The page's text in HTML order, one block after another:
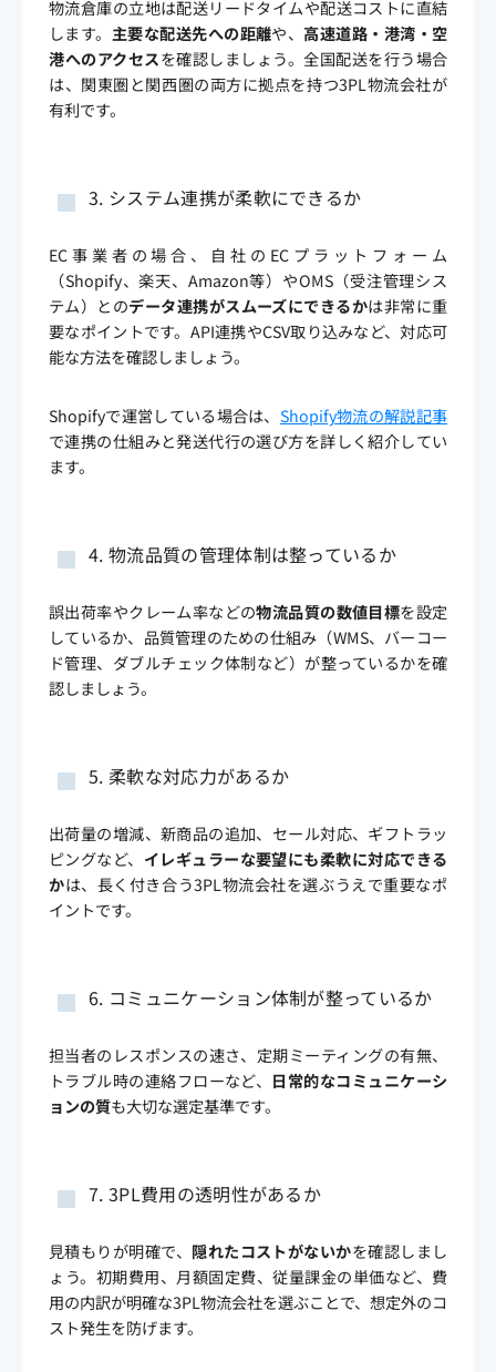
物流倉庫の立地は配送リードタイムや配送コストに直結
します。 主要な配送先への距離や、高速道路・港湾・空
港へのアクセスを確認しましょう。全国配送を行う場合
は、関東圏と関西圏の両方に拠点を持つ3PL物流会社が
有利です。
3. システム連携が柔軟にできるか
EC事業者の場合、自社のECプラットフォーム
（Shopify、楽天、Amazon等）やOMS（受注管理シス
テム）とのデータ連携がスムーズにできるかは非常に重
要なポイントです。API連携やCSV取り込みなど、対応可
能な方法を確認しましょう。
Shopifyで運営している場合は、 Shopify物流の解説記事
で連携の仕組みと発送代行の選び方を詳しく紹介してい
ます。
4. 物流品質の管理体制は整っているか
誤出荷率やクレーム率などの物流品質の数値目標を設定
しているか、品質管理のための仕組み（WMS、バーコー
ド管理、ダブルチェック体制など）が整っているかを確
認しましょう。
5. 柔軟な対応力があるか
出荷量の増減、新商品の追加、セール対応、ギフトラッ
ピングなど、 イレギュラーな要望にも柔軟に対応できる
かは、長く付き合う3PL物流会社を選ぶうえで重要なポ
イントです。
6. コミュニケーション体制が整っているか
担当者のレスポンスの速さ、定期ミーティングの有無、
トラブル時の連絡フローなど、 日常的なコミュニケーシ
ョンの質も大切な選定基準です。
7. 3PL費用の透明性があるか
見積もりが明確で、 隠れたコストがないかを確認しまし
ょう。初期費用、月額固定費、従量課金の単価など、費
用の内訳が明確な3PL物流会社を選ぶことで、想定外のコ
スト発生を防げます。